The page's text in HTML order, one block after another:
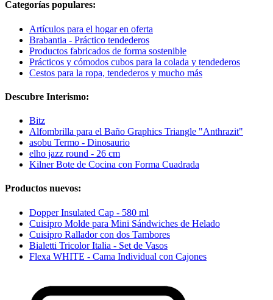
Categorías populares:
Artículos para el hogar en oferta
Brabantia - Práctico tendederos
Productos fabricados de forma sostenible
Prácticos y cómodos cubos para la colada y tendederos
Cestos para la ropa, tendederos y mucho más
Descubre Interismo:
Bitz
Alfombrilla para el Baño Graphics Triangle "Anthrazit"
asobu Termo - Dinosaurio
elho jazz round - 26 cm
Kilner Bote de Cocina con Forma Cuadrada
Productos nuevos:
Dopper Insulated Cap - 580 ml
Cuisipro Molde para Mini Sándwiches de Helado
Cuisipro Rallador con dos Tambores
Bialetti Tricolor Italia - Set de Vasos
Flexa WHITE - Cama Individual con Cajones